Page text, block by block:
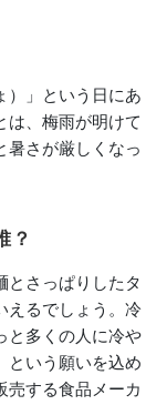
）」という日にあ
は、梅雨が明けて
暑さが厳しくなっ
？
とさっぱりしたタ
えるでしょう。冷
と多くの人に冷や
という願いを込め
売する食品メーカ